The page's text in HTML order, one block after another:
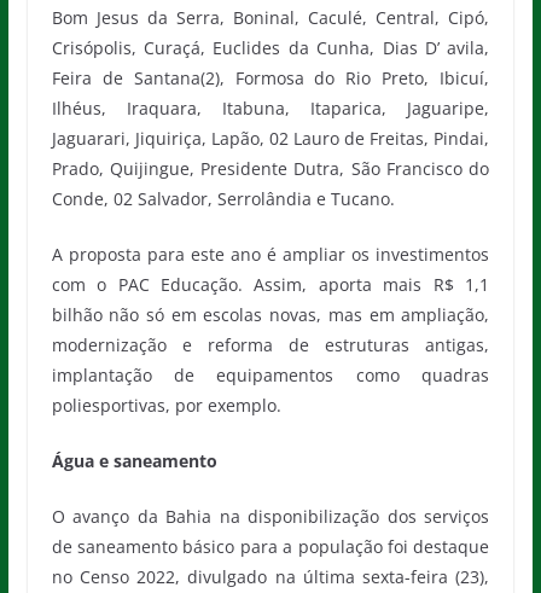
Bom Jesus da Serra, Boninal, Caculé, Central, Cipó,
Crisópolis, Curaçá, Euclides da Cunha, Dias D’ avila,
Feira de Santana(2), Formosa do Rio Preto, Ibicuí,
Ilhéus, Iraquara, Itabuna, Itaparica, Jaguaripe,
Jaguarari, Jiquiriça, Lapão, 02 Lauro de Freitas, Pindai,
Prado, Quijingue, Presidente Dutra, São Francisco do
Conde, 02 Salvador, Serrolândia e Tucano.
A proposta para este ano é ampliar os investimentos
com o PAC Educação. Assim, aporta mais R$ 1,1
bilhão não só em escolas novas, mas em ampliação,
modernização e reforma de estruturas antigas,
implantação de equipamentos como quadras
poliesportivas, por exemplo.
Água e saneamento
O avanço da Bahia na disponibilização dos serviços
de saneamento básico para a população foi destaque
no Censo 2022, divulgado na última sexta-feira (23),